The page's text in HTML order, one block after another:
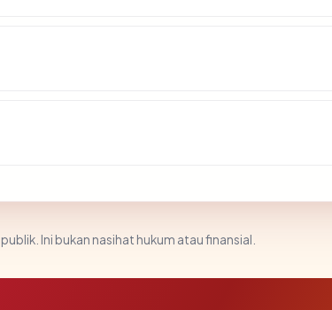
Ini bukan nasihat hukum atau finansial.